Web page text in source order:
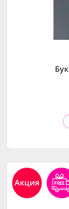
Акция